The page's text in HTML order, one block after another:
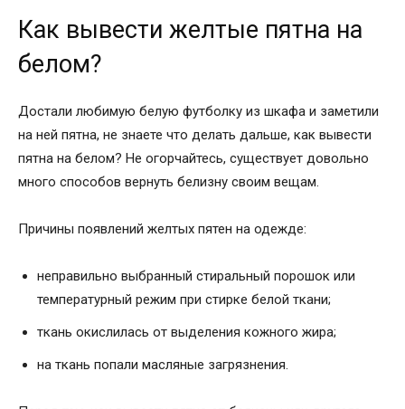
Как вывести желтые пятна на
белом?
Достали любимую белую футболку из шкафа и заметили
на ней пятна, не знаете что делать дальше, как вывести
пятна на белом? Не огорчайтесь, существует довольно
много способов вернуть белизну своим вещам.
Причины появлений желтых пятен на одежде:
неправильно выбранный стиральный порошок или
температурный режим при стирке белой ткани;
ткань окислилась от выделения кожного жира;
на ткань попали масляные загрязнения.